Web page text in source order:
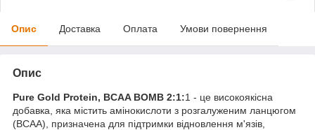
Опис Доставка Оплата Умови повернення
Опис
Pure Gold Protein, BCAA BOMB 2:1:1 - це високоякісна
добавка, яка містить амінокислоти з розгалуженим ланцюгом
(BCAA), призначена для підтримки відновлення м'язів,